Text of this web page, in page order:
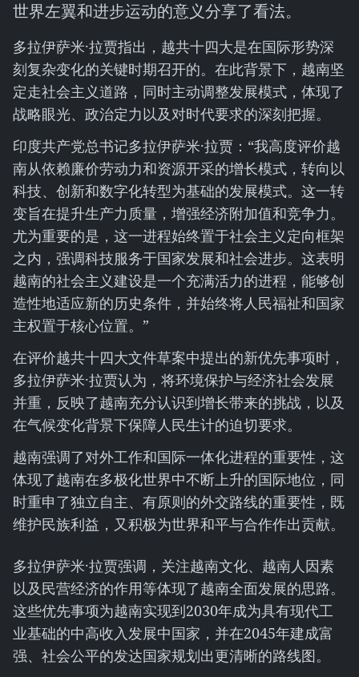
世界左翼和进步运动的意义分享了看法。
多拉伊萨米·拉贾指出，越共十四大是在国际形势深
刻复杂变化的关键时期召开的。在此背景下，越南坚
定走社会主义道路，同时主动调整发展模式，体现了
战略眼光、政治定力以及对时代要求的深刻把握。
印度共产党总书记多拉伊萨米·拉贾：“我高度评价越
南从依赖廉价劳动力和资源开采的增长模式，转向以
科技、创新和数字化转型为基础的发展模式。这一转
变旨在提升生产力质量，增强经济附加值和竞争力。
尤为重要的是，这一进程始终置于社会主义定向框架
之内，强调科技服务于国家发展和社会进步。这表明
越南的社会主义建设是一个充满活力的进程，能够创
造性地适应新的历史条件，并始终将人民福祉和国家
主权置于核心位置。”
在评价越共十四大文件草案中提出的新优先事项时，
多拉伊萨米·拉贾认为，将环境保护与经济社会发展
并重，反映了越南充分认识到增长带来的挑战，以及
在气候变化背景下保障人民生计的迫切要求。
越南强调了对外工作和国际一体化进程的重要性，这
体现了越南在多极化世界中不断上升的国际地位，同
时重申了独立自主、有原则的外交路线的重要性，既
维护民族利益，又积极为世界和平与合作作出贡献。
多拉伊萨米·拉贾强调，关注越南文化、越南人因素
以及民营经济的作用等体现了越南全面发展的思路。
这些优先事项为越南实现到2030年成为具有现代工
业基础的中高收入发展中国家，并在2045年建成富
强、社会公平的发达国家规划出更清晰的路线图。